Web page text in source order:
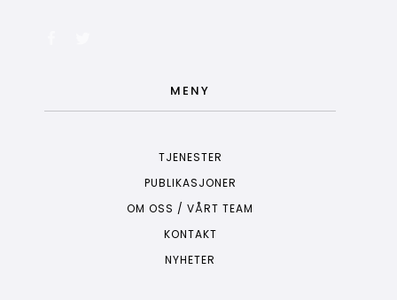
MENY
TJENESTER
PUBLIKASJONER
OM OSS / VÅRT TEAM
KONTAKT
NYHETER